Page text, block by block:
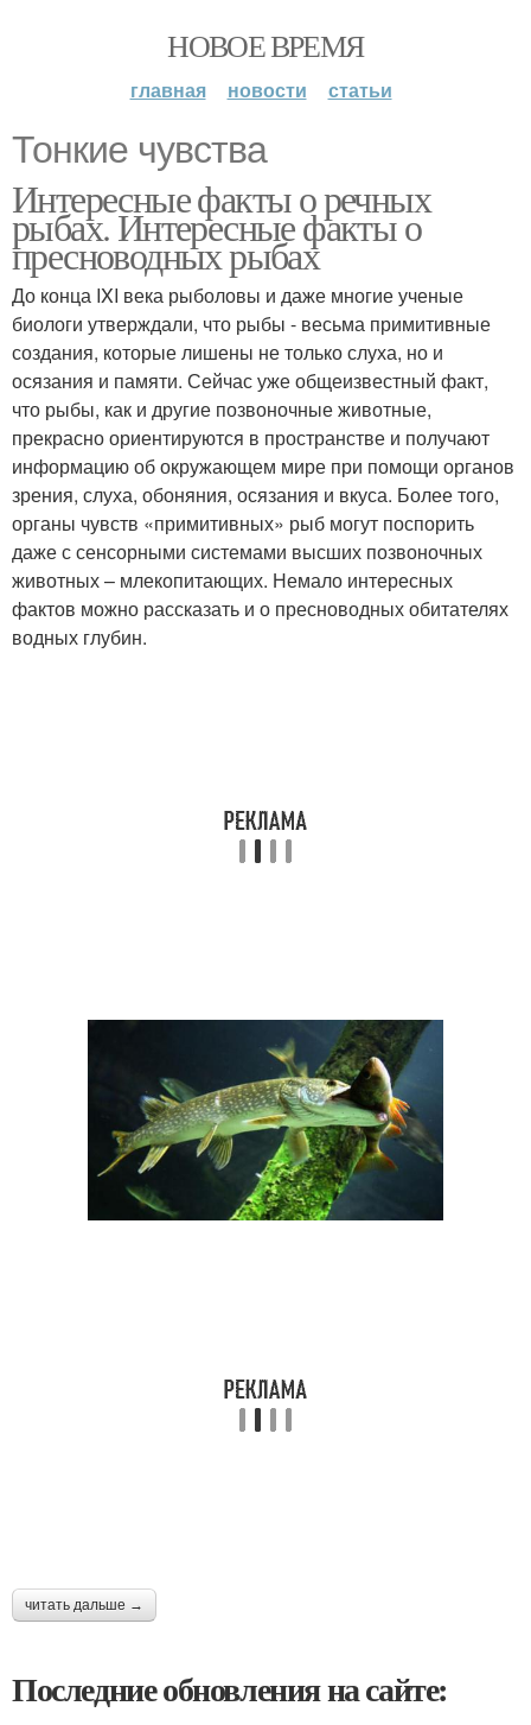
НОВОЕ ВРЕМЯ
главная новости статьи
Тонкие чувства
Интересные факты о речных
рыбах. Интересные факты о
пресноводных рыбах
До конца IXI века рыболовы и даже многие ученые
биологи утверждали, что рыбы - весьма примитивные
создания, которые лишены не только слуха, но и
осязания и памяти. Сейчас уже общеизвестный факт,
что рыбы, как и другие позвоночные животные,
прекрасно ориентируются в пространстве и получают
информацию об окружающем мире при помощи органов
зрения, слуха, обоняния, осязания и вкуса. Более того,
органы чувств «примитивных» рыб могут поспорить
даже с сенсорными системами высших позвоночных
животных – млекопитающих. Немало интересных
фактов можно рассказать и о пресноводных обитателях
водных глубин.
читать дальше →
Последние обновления на сайте: